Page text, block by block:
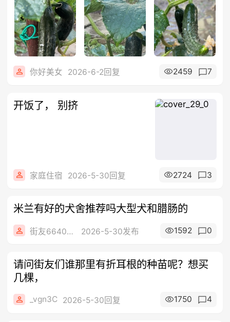
你好美女 2026-6-2回复 2459 7
开饭了， 别挤
家庭住宿 2026-5-30回复 2724 3
米兰有好的犬舍推荐吗大型犬和腊肠的
街友66409655 2026-5-30发布 1592 0
请问街友们谁那里有折耳根的种苗呢？想买
几棵，
_vgn3C 2026-5-30回复 1750 4